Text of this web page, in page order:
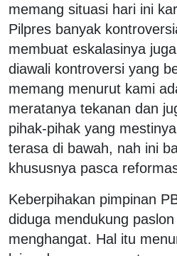
memang situasi hari ini
Pilpres banyak
membuat eskalasinya
diawali kontroversi yang
memang menurut kami
meratanya tekanan dan
pihak-pihak yang
terasa di bawah, nah ini
khususnya pasca
Keberpihakan pimpinan
diduga mendukung
menghangat. Hal itu